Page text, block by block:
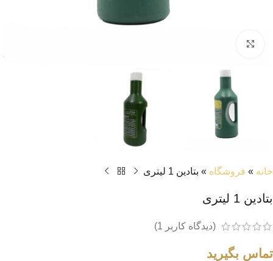
خانه » فروشگاه » بتادین 1 لیتری
بتادین 1 لیتری
(دیدگاه کاربر 1
)
تماس بگیرید